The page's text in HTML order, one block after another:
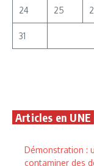
24 25
31
Articles en UNE
Démonstration :
contaminer des